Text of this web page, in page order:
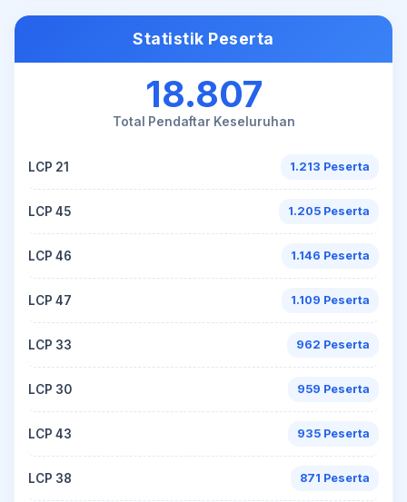
Statistik Peserta
18.807
Total Pendaftar Keseluruhan
LCP 21 1.213 Peserta
LCP 45 1.205 Peserta
LCP 46 1.146 Peserta
LCP 47 1.109 Peserta
LCP 33 962 Peserta
LCP 30 959 Peserta
LCP 43 935 Peserta
LCP 38 871 Peserta